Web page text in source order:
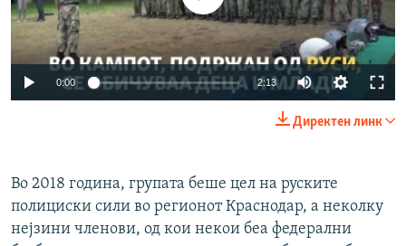
0:00 2:13
Директен линк
Во 2018 година, групата беше цел на руските
полициски сили во регионот Краснодар, а неколку
нејзини членови, од кои некои беа федерални